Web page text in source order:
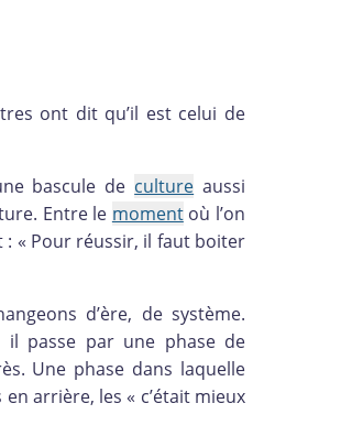
ont dit qu’il est celui de
bascule de culture aussi
Entre le momentoù l’on
: « Pour réussir, il faut boiter
d’ère, de système.
il passe par une phase de
Une phase dans laquelle
arrière, les « c’était mieux